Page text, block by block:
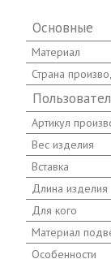
Основные
Материал
Страна
Артикул
Вес изделия
Вставка
Длина изделия
Для кого
Материал
Особенности